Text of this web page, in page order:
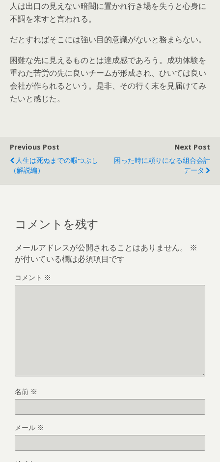
人は出口の見えない暗闇に置かれ行き場を失うと心身に
不調を来すと言われる。
だとすればそこには強い目的意識がないと務まらない。
困難な先に見えるものとは達成感であろう。成功体験を
重ねた苦労の先に良いチームが形成され、ひいては良い
会社が作られるという。是非、その行く末を見届けてみ
たいと感じた。
Previous Post
人生は死ぬまでの暇つぶし
（解説編）
Next Post
困った時に頼りになる組合会計
データ
コメントを残す
メールアドレスが公開されることはありません。
※
が付いている欄は必須項目です
コメント ※
名前 ※
メール ※